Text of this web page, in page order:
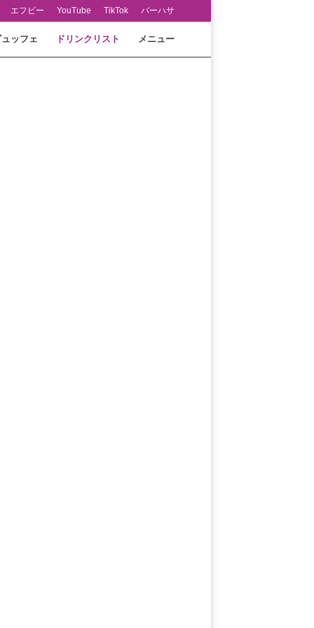
エフビー YouTube TikTok バーハサ
ッフェ ドリンクリスト メニュー